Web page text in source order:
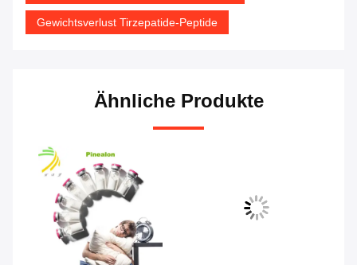
Gewichtsverlust Tirzepatide-Peptide
Ähnliche Produkte